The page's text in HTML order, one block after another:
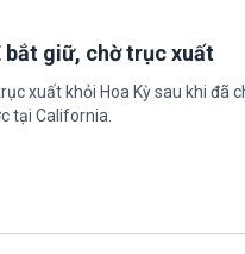
bắt giữ, chờ trục xuất
xuất khỏi Hoa Kỳ sau khi đã
tại California.